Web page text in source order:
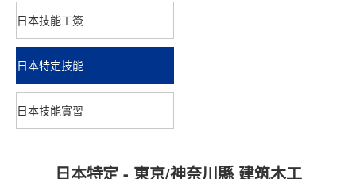
日本技能工簽
日本特定技能
日本技能實習
日本特定 - 東京/神奈川縣 建筑木工